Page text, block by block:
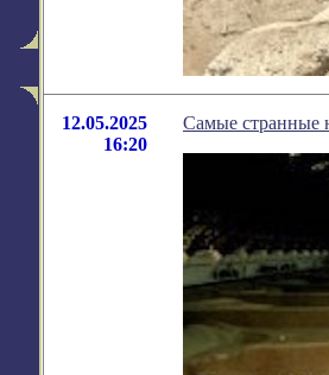
12.05.2025
16:20
Самые странные